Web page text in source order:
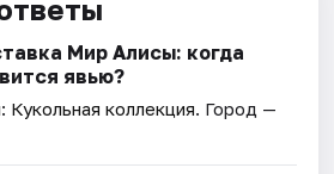
Мир Алисы: когда
явью?
Кукольная коллекция. Город —